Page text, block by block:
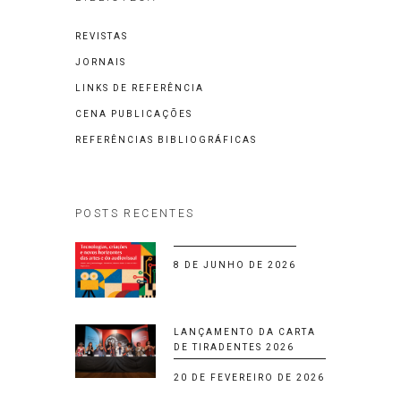
REVISTAS
JORNAIS
LINKS DE REFERÊNCIA
CENA PUBLICAÇÕES
REFERÊNCIAS BIBLIOGRÁFICAS
POSTS RECENTES
8 DE JUNHO DE 2026
LANÇAMENTO DA CARTA
DE TIRADENTES 2026
20 DE FEVEREIRO DE 2026